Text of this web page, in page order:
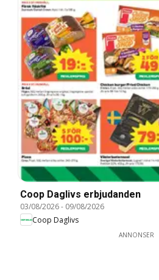
Coop Daglivs erbjudanden
03/08/2026- 09/08/2026
Coop Daglivs
ANNONSER